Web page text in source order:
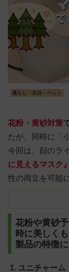
暮らし・生活・ペット
花粉・黄砂対策
たが、同時に「
今回は、顔のラ
に見えるマスク』
性の両立を可能
花粉や黄砂
時に美しく
製品の特徴
1. ユニチャーム